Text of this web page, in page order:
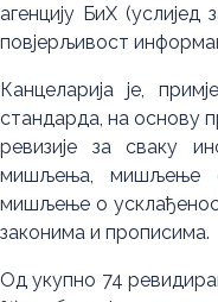
агенцију БиХ (услијед
повјерљивост
Канцеларија је,
стандарда, на основу
ревизије за сваку
мишљења, мишљење о
мишљење о
законима и прописима.
Од укупно 74